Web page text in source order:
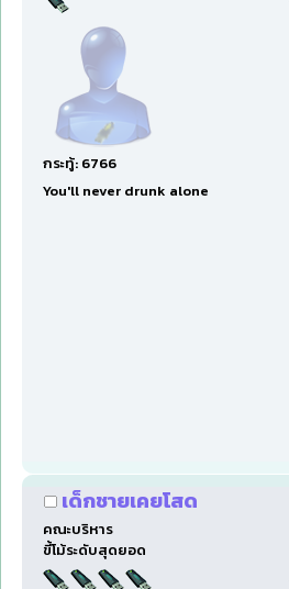
กระทู้: 6766
You'll never drunk alone
เด็กชายเคยโสด
คณะบริหาร
ขี้โม้ระดับสุดยอด